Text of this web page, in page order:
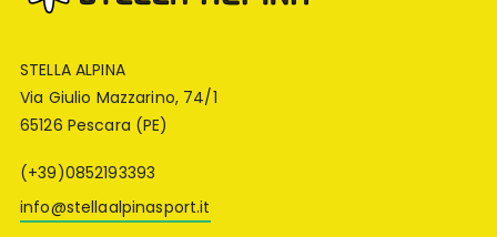
STELLA ALPINA
Via Giulio Mazzarino, 74/1
65126 Pescara (PE)
(+39)0852193393
info@stellaalpinasport.it